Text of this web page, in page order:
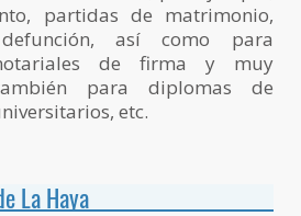
partidas de matrimonio,
así como para
de firma y muy
para diplomas de
etc.
La Haya